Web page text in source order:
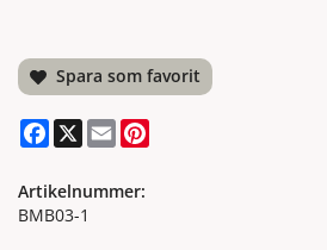
Spara som favorit
Facebook
X Email
Artikelnummer:
BMB03-1